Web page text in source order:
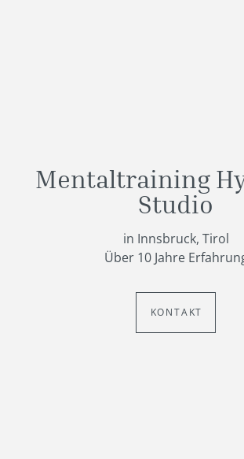
Mentaltraining
Studio
in Innsbruck, Tirol
Über 10 Jahre
KONTAKT